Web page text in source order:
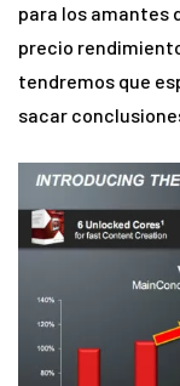
para los amantes
precio
tendremos que
sacar